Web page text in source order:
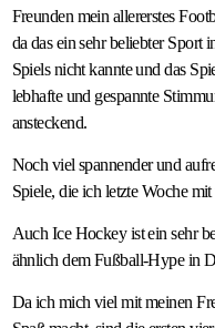
Freunden mein allererstes
da das ein sehr beliebter
Spiels nicht kannte und das
lebhafte und gespannte
ansteckend.
Noch viel spannender und
Spiele, die ich letzte Woche
Auch Ice Hockey ist ein sehr
ähnlich dem Fußball-Hype in
​Da ich mich viel mit meinen